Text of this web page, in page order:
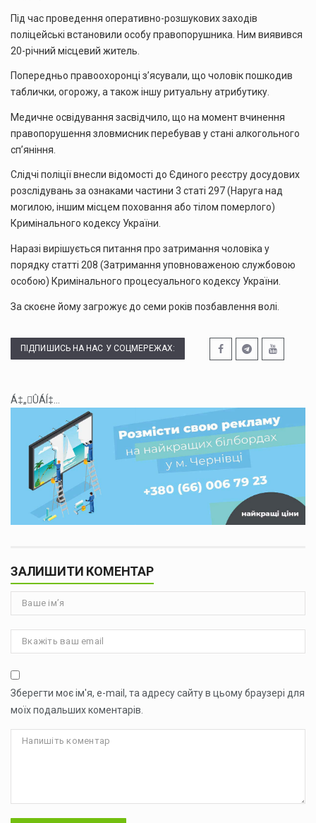
Під час проведення оперативно-розшукових заходів
поліцейські встановили особу правопорушника. Ним виявився
20-річний місцевий житель.
Попередньо правоохоронці з’ясували, що чоловік пошкодив
таблички, огорожу, а також іншу ритуальну атрибутику.
Медичне освідування засвідчило, що на момент вчинення
правопорушення зловмисник перебував у стані алкогольного
сп’яніння.
Слідчі поліції внесли відомості до Єдиного реєстру досудових
розслідувань за ознаками частини 3 статі 297 (Наруга над
могилою, іншим місцем поховання або тілом померлого)
Кримінального кодексу України.
Наразі вирішується питання про затримання чоловіка у
порядку статті 208 (Затримання уповноваженою службовою
особою) Кримінального процесуального кодексу України.
За скоєне йому загрожує до семи років позбавлення волі.
ПІДПИШИСЬ НА НАС У СОЦМЕРЕЖАХ:
Á‡„ÛÁÍ‡...
ЗАЛИШИТИ КОМЕНТАР
Зберегти моє ім'я, e-mail, та адресу сайту в цьому браузері для
моїх подальших коментарів.